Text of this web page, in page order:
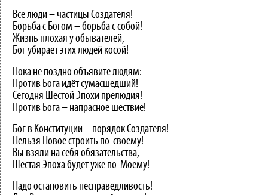
Все люди – частицы Создателя!
Борьба с Богом – борьба с собой!
Жизнь плохая у обывателей,
Бог убирает этих людей косой!
Пока не поздно объявите людям:
Против Бога идёт сумасшедший!
Сегодня Шестой Эпохи прелюдия!
Против Бога – напрасное шествие!
Бог в Конституции – порядок Создателя!
Нельзя Новое строить по-своему!
Вы взяли на себя обязательства,
Шестая Эпоха будет уже по-Моему!
Надо остановить несправедливость!